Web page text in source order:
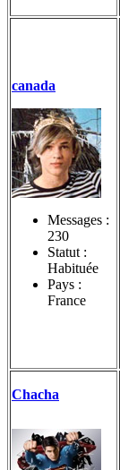
canada
Messages :
230
Statut :
Habituée
Pays :
France
Chacha